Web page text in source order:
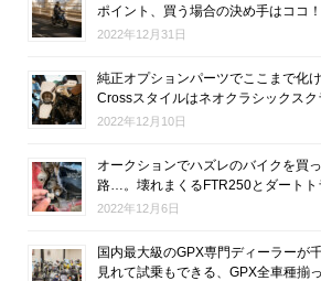
ポイント、買う場合の決め手はココ！
2022年12月31日
純正オプションパーツでここまで化
Crossスタイルはネオクラシックスク
2022年12月10日
オークションでハズレのバイクを買
路…。壊れまくるFTR250とダートト
2022年12月6日
国内最大級のGPX専門ディーラーが
見れて試乗もできる、GPX全車種揃